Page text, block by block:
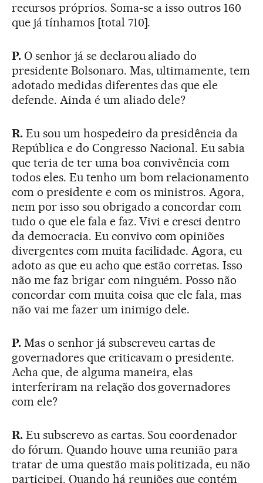
recursos próprios. Soma-se a isso outros 160
que já tínhamos [total 710].
P. O senhor já se declarou aliado do
presidente Bolsonaro. Mas, ultimamente, tem
adotado medidas diferentes das que ele
defende. Ainda é um aliado dele?
R. Eu sou um hospedeiro da presidência da
República e do Congresso Nacional. Eu sabia
que teria de ter uma boa convivência com
todos eles. Eu tenho um bom relacionamento
com o presidente e com os ministros. Agora,
nem por isso sou obrigado a concordar com
tudo o que ele fala e faz. Vivi e cresci dentro
da democracia. Eu convivo com opiniões
divergentes com muita facilidade. Agora, eu
adoto as que eu acho que estão corretas. Isso
não me faz brigar com ninguém. Posso não
concordar com muita coisa que ele fala, mas
não vai me fazer um inimigo dele.
P. Mas o senhor já subscreveu cartas de
governadores que criticavam o presidente.
Acha que, de alguma maneira, elas
interferiram na relação dos governadores
com ele?
R. Eu subscrevo as cartas. Sou coordenador
do fórum. Quando houve uma reunião para
tratar de uma questão mais politizada, eu não
participei. Quando há reuniões que contém